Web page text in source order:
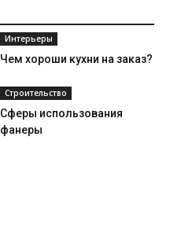
Интерьеры
Чем хороши кухни на заказ?
Строительство
Сферы использования
фанеры